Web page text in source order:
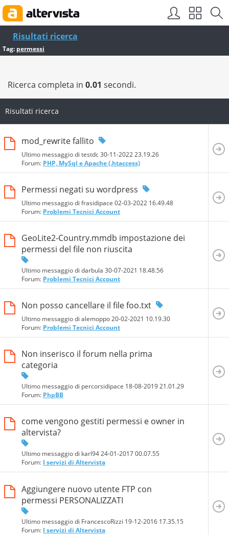
Risultati ricerca
Tag: permessi
Ricerca completa in 0.01 secondi.
Risultati ricerca
mod_rewrite fallito
Ultimo messaggio di testdc 30-11-202223.19.26
Forum: PHP, MySql e Apache (.htaccess)
Permessi negati su wordpress
Ultimo messaggio di frasidipace 02-03-2022 16.49.48
Forum: Problemi Tecnici Account
GeoLite2-Country.mmdb impostazione dei
permessi del file non riuscita
Ultimo messaggio di darbula 30-07-2021 18.48.56
Forum: Problemi Tecnici Account
Non posso cancellare il file foo.txt
Ultimo messaggio di alemoppo 20-02-2021 10.19.30
Forum: Problemi Tecnici Account
Non inserisco il forum nella prima
categoria
Ultimo messaggio di percorsidipace 18-08-201921.01.29
Forum: PhpBB
come vengono gestiti permessi e owner in
altervista?
Ultimo messaggio di karl94 24-01-201700.07.55
Forum: I servizi di Altervista
Aggiungere nuovo utente FTP con
permessi PERSONALIZZATI
Ultimo messaggio di FrancescoRizzi 19-12-2016 17.35.15
Forum: I servizi di Altervista